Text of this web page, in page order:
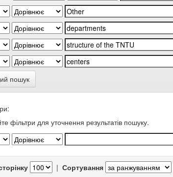
пошук
фільтри для уточнення результатів пошуку.
| Сортування